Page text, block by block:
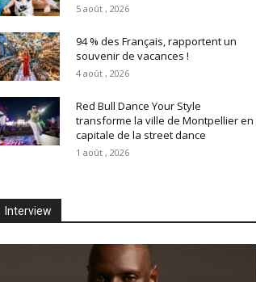
5 août , 2026
94 % des Français, rapportent un
souvenir de vacances !
4 août , 2026
Red Bull Dance Your Style
transforme la ville de Montpellier en
capitale de la street dance
1 août , 2026
Interview